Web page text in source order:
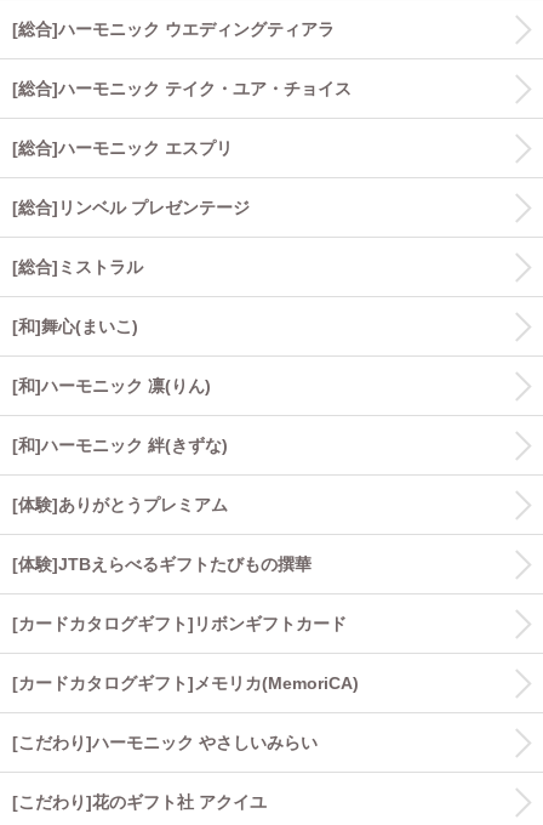
[総合]ハーモニック ウエディングティアラ
[総合]ハーモニック テイク・ユア・チョイス
[総合]ハーモニック エスプリ
[総合]リンベル プレゼンテージ
[総合]ミストラル
[和]舞心(まいこ)
[和]ハーモニック 凛(りん)
[和]ハーモニック 絆(きずな)
[体験]ありがとうプレミアム
[体験]JTBえらべるギフトたびもの撰華
[カードカタログギフト]リボンギフトカード
[カードカタログギフト]メモリカ(MemoriCA)
[こだわり]ハーモニック やさしいみらい
[こだわり]花のギフト社 アクイユ